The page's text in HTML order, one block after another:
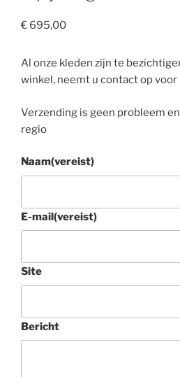
€ 695,00
Al onze kleden zijn te
winkel, neemt u contact op
Verzending is geen probleem
regio
Naam(vereist)
E-mail(vereist)
Site
Bericht